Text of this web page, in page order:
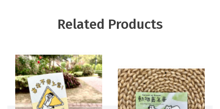
Related Products